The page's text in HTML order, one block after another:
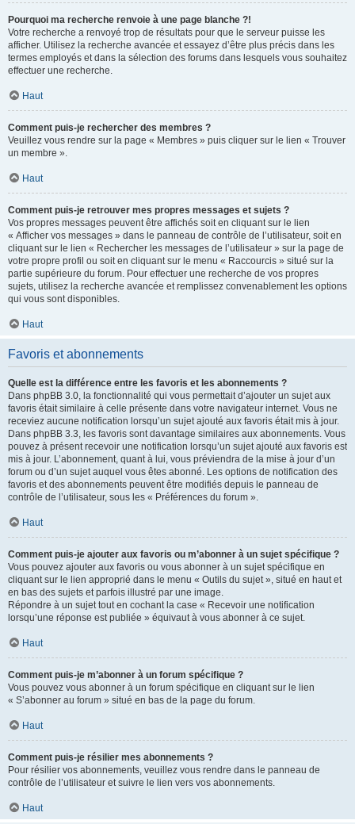
Pourquoi ma recherche renvoie à une page blanche ?!
Votre recherche a renvoyé trop de résultats pour que le serveur puisse les
afficher. Utilisez la recherche avancée et essayez d’être plus précis dans les
termes employés et dans la sélection des forums dans lesquels vous souhaitez
effectuer une recherche.
Haut
Comment puis-je rechercher des membres ?
Veuillez vous rendre sur la page « Membres » puis cliquer sur le lien « Trouver
un membre ».
Haut
Comment puis-je retrouver mes propres messages et sujets ?
Vos propres messages peuvent être affichés soit en cliquant sur le lien
« Afficher vos messages » dans le panneau de contrôle de l’utilisateur, soit en
cliquant sur le lien « Rechercher les messages de l’utilisateur » sur la page de
votre propre profil ou soit en cliquant sur le menu « Raccourcis » situé sur la
partie supérieure du forum. Pour effectuer une recherche de vos propres
sujets, utilisez la recherche avancée et remplissez convenablement les options
qui vous sont disponibles.
Haut
Favoris et abonnements
Quelle est la différence entre les favoris et les abonnements ?
Dans phpBB 3.0, la fonctionnalité qui vous permettait d’ajouter un sujet aux
favoris était similaire à celle présente dans votre navigateur internet. Vous ne
receviez aucune notification lorsqu’un sujet ajouté aux favoris était mis à jour.
Dans phpBB 3.3, les favoris sont davantage similaires aux abonnements. Vous
pouvez à présent recevoir une notification lorsqu’un sujet ajouté aux favoris est
mis à jour. L’abonnement, quant à lui, vous préviendra de la mise à jour d’un
forum ou d’un sujet auquel vous êtes abonné. Les options de notification des
favoris et des abonnements peuvent être modifiés depuis le panneau de
contrôle de l’utilisateur, sous les « Préférences du forum ».
Haut
Comment puis-je ajouter aux favoris ou m’abonner à un sujet spécifique ?
Vous pouvez ajouter aux favoris ou vous abonner à un sujet spécifique en
cliquant sur le lien approprié dans le menu « Outils du sujet », situé en haut et
en bas des sujets et parfois illustré par une image.
Répondre à un sujet tout en cochant la case « Recevoir une notification
lorsqu’une réponse est publiée » équivaut à vous abonner à ce sujet.
Haut
Comment puis-je m’abonner à un forum spécifique ?
Vous pouvez vous abonner à un forum spécifique en cliquant sur le lien
« S’abonner au forum » situé en bas de la page du forum.
Haut
Comment puis-je résilier mes abonnements ?
Pour résilier vos abonnements, veuillez vous rendre dans le panneau de
contrôle de l’utilisateur et suivre le lien vers vos abonnements.
Haut